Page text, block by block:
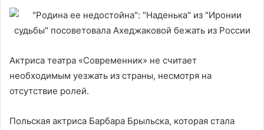
Актриса театра «Современник» не считает
необходимым уезжать из страны, несмотря на
отсутствие ролей.
Польская актриса Барбара Брыльска, которая стала